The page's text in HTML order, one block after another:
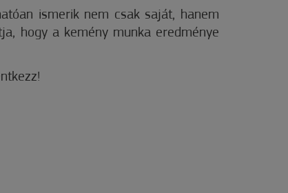
ismerik nem csak saját, hanem
hogy a kemény munka eredménye